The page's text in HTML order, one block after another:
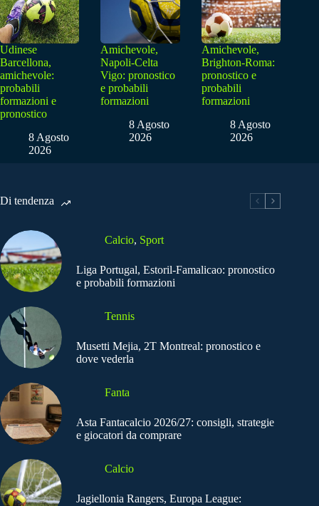
Udinese
Barcellona,
amichevole:
probabili
formazioni e
pronostico
8 Agosto
2026
Amichevole,
Napoli-Celta
Vigo: pronostico
e probabili
formazioni
8 Agosto
2026
Amichevole,
Brighton-Roma:
pronostico e
probabili
formazioni
8 Agosto
2026
Di tendenza
Calcio, Sport
Liga Portugal, Estoril-Famalicao: pronostico
e probabili formazioni
Tennis
Musetti Mejia, 2T Montreal: pronostico e
dove vederla
Fanta
Asta Fantacalcio 2026/27: consigli, strategie
e giocatori da comprare
Calcio
Jagiellonia Rangers, Europa League: